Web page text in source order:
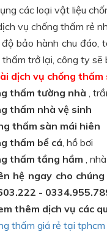
các loại vật liệu
vụ chống thấm rẻ
độ bảo hành chu đáo,
trở lại, công ty sẽ
dịch vụ chống
thấm tường nhà ,
thấm nhà vệ sinh
thấm sàn mái hiên
thấm bể cá , hồ bơi
thấm tầng hầm ,
hệ ngay cho
-
thêm dịch vụ các
thấm giá rẻ tại tphcm